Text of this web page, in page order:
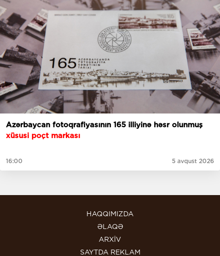
Azərbaycan fotoqrafiyasının 165 illiyinə həsr olunmuş
xüsusi poçt markası
16:00 5 avqust 2026
HAQQIMIZDA
ƏLAQƏ
ARXİV
SAYTDA REKLAM